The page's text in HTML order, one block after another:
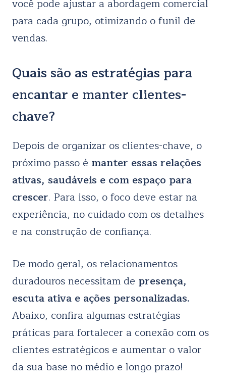
você pode ajustar a abordagem comercial
para cada grupo, otimizando o funil de
vendas.
Quais são as estratégias para
encantar e manter clientes-
chave?
Depois de organizar os clientes-chave, o
próximo passo é manter essas relações
ativas, saudáveis e com espaço para
crescer. Para isso, o foco deve estar na
experiência, no cuidado com os detalhes
e na construção de confiança.
De modo geral, os relacionamentos
duradouros necessitam de presença,
escuta ativa e ações personalizadas.
Abaixo, confira algumas estratégias
práticas para fortalecer a conexão com os
clientes estratégicos e aumentar o valor
da sua base no médio e longo prazo!